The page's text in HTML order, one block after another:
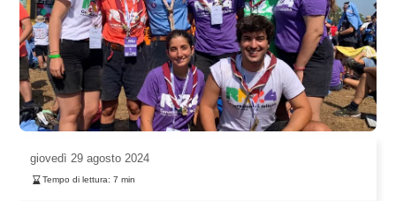
giovedì 29 agosto 2024
Tempo di lettura:7 min